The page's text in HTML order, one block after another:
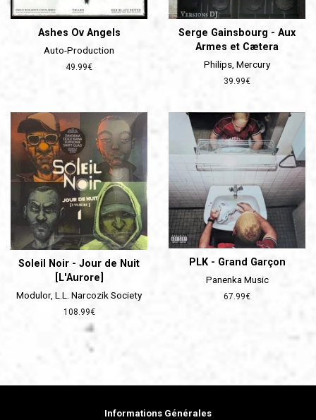
Ashes Ov Angels
Auto-Production
Prix
49.99€
Serge Gainsbourg - Aux
Armes et Cætera
Philips, Mercury
Prix
39.99€
Soleil Noir - Jour de Nuit
[L'Aurore]
Modulor, L.L. Narcozik Society
Prix
régulier
108.99€
PLK - Grand Garçon
Panenka Music
Prix
67.99€
Informations Générales